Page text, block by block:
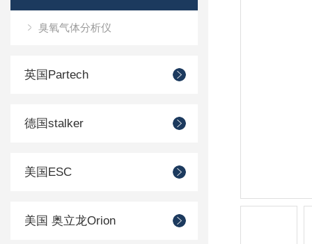
臭氧气体分析仪
英国Partech
德国stalker
美国ESC
美国 奥立龙Orion